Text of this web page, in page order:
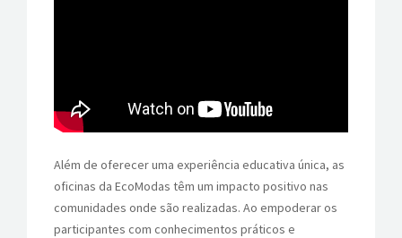
Além de oferecer uma experiência educativa única, as
oficinas da EcoModas têm um impacto positivo nas
comunidades onde são realizadas. Ao empoderar os
participantes com conhecimentos práticos e